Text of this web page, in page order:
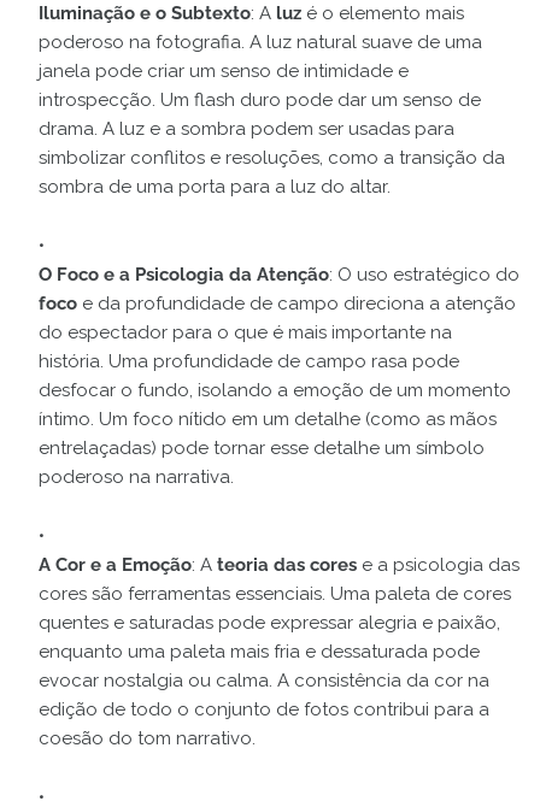
Iluminação e o Subtexto: A luz é o elemento mais
poderoso na fotografia. A luz natural suave de uma
janela pode criar um senso de intimidade e
introspecção. Um flash duro pode dar um senso de
drama. A luz e a sombra podem ser usadas para
simbolizar conflitos e resoluções, como a transição da
sombra de uma porta para a luz do altar.
O Foco e a Psicologia da Atenção: O uso estratégico do
foco e da profundidade de campo direciona a atenção
do espectador para o que é mais importante na
história. Uma profundidade de campo rasa pode
desfocar o fundo, isolando a emoção de um momento
íntimo. Um foco nítido em um detalhe (como as mãos
entrelaçadas) pode tornar esse detalhe um símbolo
poderoso na narrativa.
A Cor e a Emoção: A teoria das cores e a psicologia das
cores são ferramentas essenciais. Uma paleta de cores
quentes e saturadas pode expressar alegria e paixão,
enquanto uma paleta mais fria e dessaturada pode
evocar nostalgia ou calma. A consistência da cor na
edição de todo o conjunto de fotos contribui para a
coesão do tom narrativo.